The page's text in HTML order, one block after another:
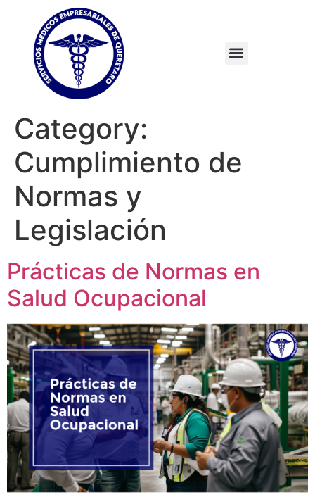
Category:
Cumplimiento de
Normas y
Legislación
Prácticas de Normas en
Salud Ocupacional